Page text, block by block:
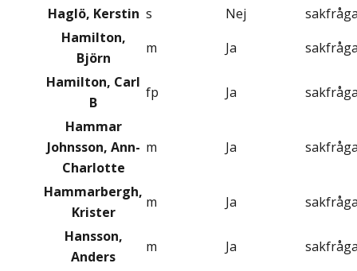
Haglö, Kerstin s Nej
Hamilton,
Björn
m Ja
Hamilton, Carl
B
fp Ja
Hammar
Johnsson, Ann-
Charlotte
m Ja
Hammarbergh,
Krister
m Ja
Hansson,
Anders
m Ja